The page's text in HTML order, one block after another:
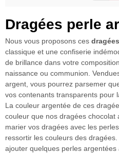
Dragées perle
Nous vous proposons ces
classique et une confiserie
de brillance dans votre
naissance ou communion.
argent, vous pourrez parsemer
vos contenants transparents pour
La couleur argentée de ces
couleur que nos dragées chocolat
marier vos dragées avec les
ressortir les couleurs des
ajouter quelques perles argentées